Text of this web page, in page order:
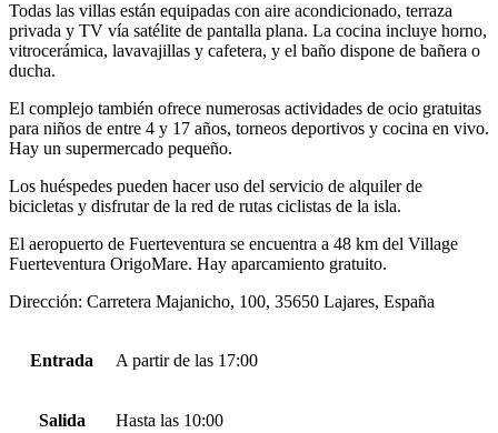
Todas las villas están equipadas con aire acondicionado, terraza
privada y TV vía satélite de pantalla plana. La cocina incluye horno,
vitrocerámica, lavavajillas y cafetera, y el baño dispone de bañera o
ducha.
El complejo también ofrece numerosas actividades de ocio gratuitas
para niños de entre 4 y 17 años, torneos deportivos y cocina en vivo.
Hay un supermercado pequeño.
Los huéspedes pueden hacer uso del servicio de alquiler de
bicicletas y disfrutar de la red de rutas ciclistas de la isla.
El aeropuerto de Fuerteventura se encuentra a 48 km del Village
Fuerteventura OrigoMare. Hay aparcamiento gratuito.
Dirección: Carretera Majanicho, 100, 35650 Lajares, España
Entrada A partir de las 17:00
Salida Hasta las 10:00